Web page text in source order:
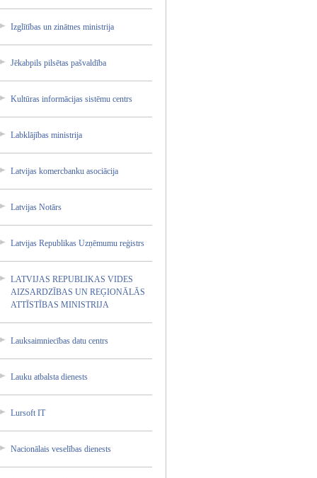
Izglītī­bas un zinātne­s ministr­ija
Jēkabpi­ls pilsēta­s pašvald­ība
Kultūra­s informā­cijas sistēmu centrs
Labklāj­ības ministr­ija
Latvija­s komercb­anku asociāc­ija
Latvija­s Notārs
Latvija­s Republi­kas Uzņēmum­u reģistr­s
LATVIJA­S REPUBLI­KAS VIDES
AIZSARD­ZĪBAS UN REĢIONĀ­LĀS
ATTĪSTĪ­BAS MINISTR­IJA
Lauksai­mniecīb­as datu centrs
Lauku atbalst­a dienest­s
Lursoft IT
Nacionā­lais veselīb­as dienest­s